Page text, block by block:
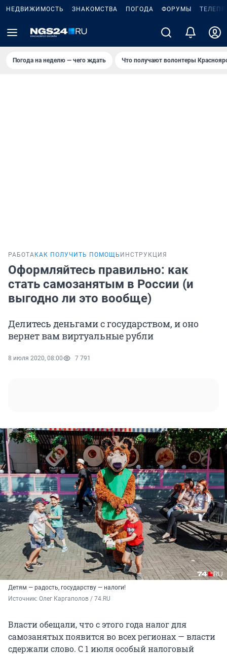
НЕДВИЖИМОСТЬ ЗНАКОМСТВА ПОГОДА ФОРУМЫ
Погода на неделю — чего ждать Что получают волонтеры
РАБОТА КАК ПОЛУЧИТЬ ПОМОЩЬ ИНСТРУКЦИЯ
Оформляйтесь правильно: как
стать самозанятым в России (и
выгодно ли это вообще)
Делитесь деньгами с государством, и оно
вернет вам виртуальные рубли
8 июля 2020, 08:00 7 791
Детям — радость, государству — налоги!
Источник: Олег Каргаполов / 74.RU
Власти обещали, что с этого года налог для
самозанятых появится во всех регионах — власти
сдержали слово. С 1 июля особый налоговый